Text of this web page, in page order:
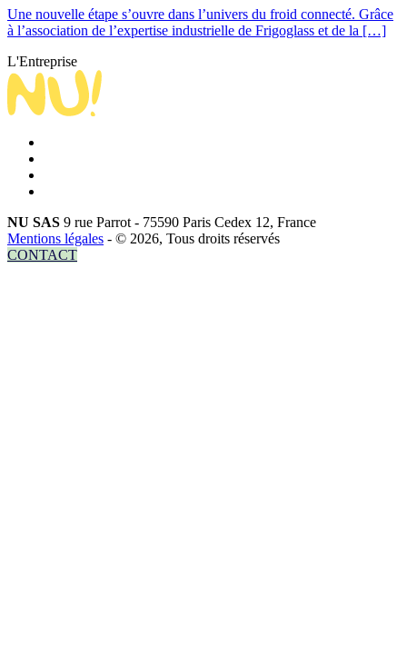
Une nouvelle étape s’ouvre dans l’univers du froid connecté. Grâce
à l’association de l’expertise industrielle de Frigoglass et de la […]
L'Entreprise
NU SAS 9 rue Parrot - 75590 Paris Cedex 12, France
Mentions légales - © 2026, Tous droits réservés
CONTACT